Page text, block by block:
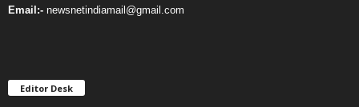
Email:- newsnetindiamail@gmail.com
Editor Desk